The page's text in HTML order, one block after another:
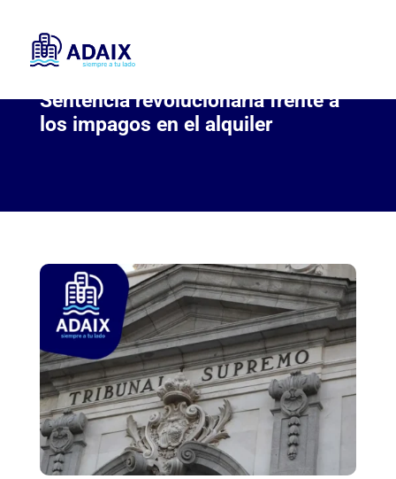
Sentencia revolucionaria frente a
los impagos en el alquiler